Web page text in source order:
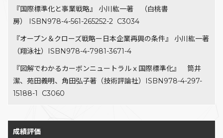
『国際標準化と事業戦略』 小川紘一著 （白桃書
房） ISBN978-4-561-265252-2 C3034
『オープン＆クローズ戦略ー日本企業再興の条件』 小川紘一著
（翔泳社）ISBN978-4-7981-3671-4
『図解でわかるカーボンニュートラルｘ国際標準化』 筒井
潔、苑田義明、角田弘子著（技術評論社）ISBN978-4-297-
15188-1 C3060
成績評価